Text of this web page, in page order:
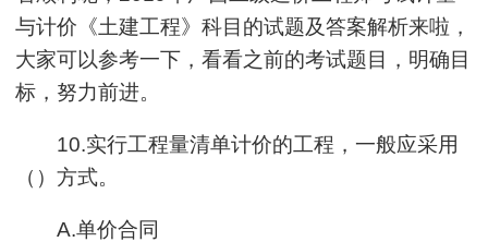
与计价《土建工程》科目的试题及答案解析来啦，
大家可以参考一下，看看之前的考试题目，明确目
标，努力前进。
10.实行工程量清单计价的工程，一般应采用
（）方式。
A.单价合同